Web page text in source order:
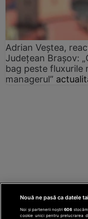
Adrian Veștea,
Județean Brașov:
bag peste fluxurile
managerul”
Nouă ne pasă ca datele
Noi și partenerii noștri606
cookie unici pentru prelucrarea